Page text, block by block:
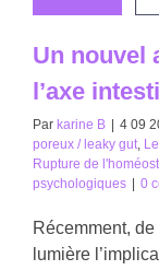
Un nouvel
l’axe
Par karine B 4 09
poreux / leaky gut,
Rupture de
psychologiques
0
Récemment,
lumière